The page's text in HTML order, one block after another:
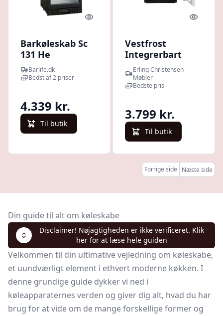
Quick look
Barkøleskab Sc
131 He
Scandomestic
Barlife.dk
Bedst af 2 priser
4.339 kr.
Til butik
Quick
Vestfrost
Integrerbart
køleskab VIUC
1082 : Erling
Christensen
Erling Christensen
Møbler
Bedste pris
3.799 kr.
Til butik
Forrige side Næste side
Din guide til alt om køleskabe
Disclaimer! Nøjagtigheden er ikke verificeret. Klik
her for at læse hele guiden
Velkommen til din ultimative vejledning om køleskabe,
et uundværligt element i ethvert moderne køkken. I
denne grundige guide dykker vi ned i
køleapparaternes verden og giver dig alt, hvad du har
brug for at vide om de mange forskellige former og